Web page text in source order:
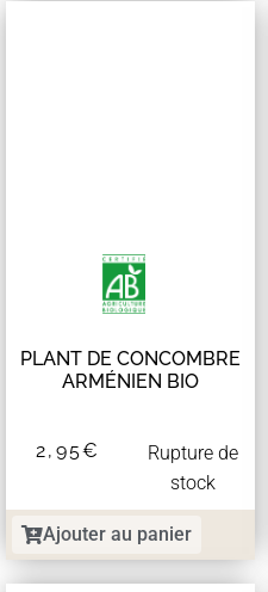
PLANT DE CONCOMBRE
ARMÉNIEN BIO
2,95€
Rupture de
stock
Ajouter au panier